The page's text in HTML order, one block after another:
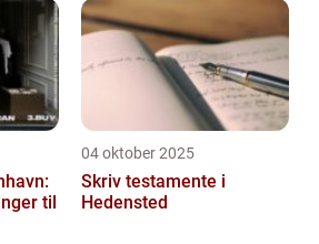
til
04 oktober 2025
Skriv testamente i
Hedensted